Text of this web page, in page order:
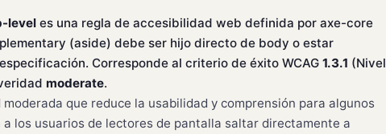
level es una regla de accesibilidad web definida por axe-core
(aside) debe ser hijo directo de body o estar
Corresponde al criterio de éxito WCAG 1.3.1 (Nivel
moderate.
que reduce la usabilidad y comprensión para algunos
los usuarios de lectores de pantalla saltar directamente a